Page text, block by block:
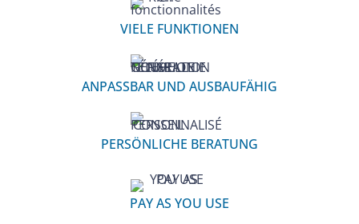
VIELE FUNKTIONEN
ANPASSBAR UND AUSBAUFÄHIG
PERSÖNLICHE BERATUNG
PAY AS YOU USE